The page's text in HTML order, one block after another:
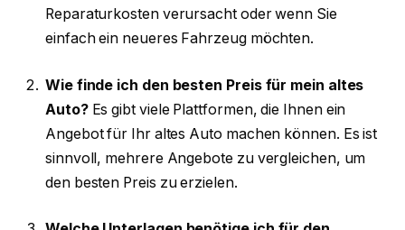
Reparaturkosten verursacht oder wenn Sie
einfach ein neueres Fahrzeug möchten.
Wie finde ich den besten Preis für mein altes
Auto?Es gibt viele Plattformen, die Ihnen ein
Angebot für Ihr altes Auto machen können. Es ist
sinnvoll, mehrere Angebote zu vergleichen, um
den besten Preis zu erzielen.